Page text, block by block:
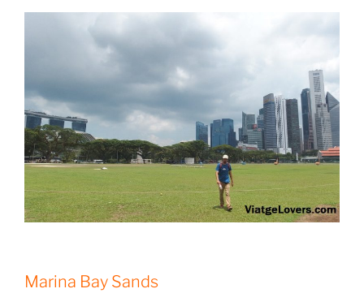
Marina Bay Sands